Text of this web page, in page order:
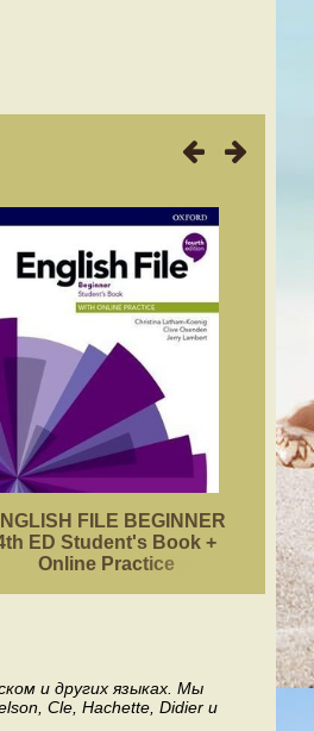
FILE BEGINNER
ED Student's Book +
Online Practice
и других языках. Мы
Cle, Hachette, Didier и